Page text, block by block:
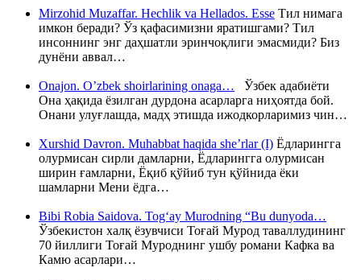
Mirzohid Muzaffar. Hechlik va Hellados. Esse Тил нимага
имкон беради? Ўз қафасимизни яратишгами? Тил
инсоннинг энг даҳшатли эринчоқлиги эмасмиди? Биз
дунёни аввал…
Onajon. O’zbek shoirlarining onaga… Ўзбек адабиёти
Она ҳақида ёзилган дурдона асарларга ниҳоятда бой.
Онани улуғлашда, мадҳ этишда ижодкорларимиз чин…
Xurshid Davron. Muhabbat haqida she’rlar (I) Ёдларингга
олурмисан сирли дамларни, Ёдларингга олурмисан
ширин ғамларни, Ёқиб қўйиб тун қўйнида ёки
шамларни Мени ёдга…
Bibi Robia Saidova. Tog‘ay Murodning “Bu dunyoda…
Ўзбекистон халқ ёзувчиси Тоғай Мурод таваллудининг
70 йиллиги Тоғай Муроднинг ушбу романи Кафка ва
Камю асарлари…